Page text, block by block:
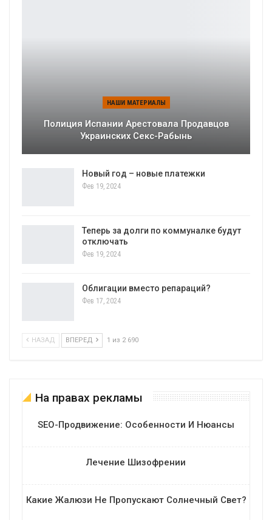
НАШИ МАТЕРИАЛЫ
Полиция Испании Арестовала Продавцов
Украинских Секс-Рабынь
Новый год – новые платежки
Фев 19, 2024
Теперь за долги по коммуналке будут
отключать
Фев 19, 2024
Облигации вместо репараций?
Фев 17, 2024
НАЗАД ВПЕРЕД 1 из 2 690
На правах рекламы
SEO-Продвижение: Особенности И Нюансы
Лечение Шизофрении
Какие Жалюзи Не Пропускают Солнечный Свет?